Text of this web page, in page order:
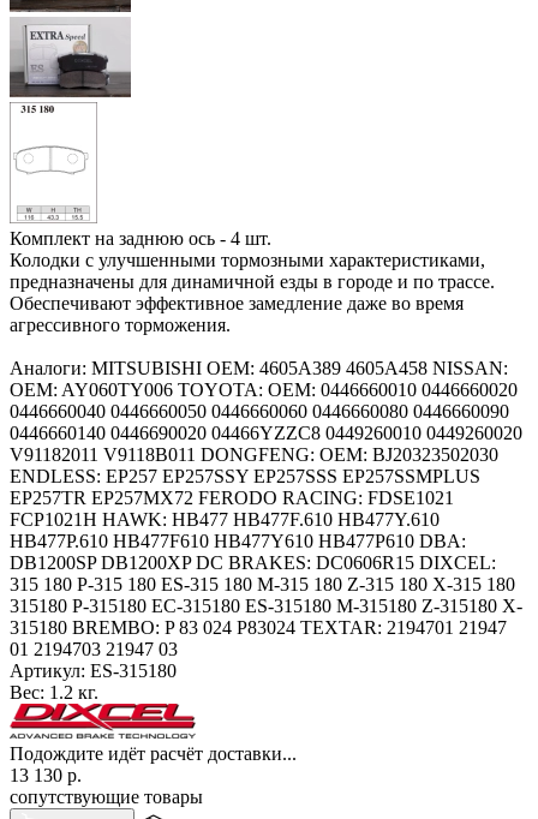
Комплект на заднюю ось - 4 шт.
Колодки с улучшенными тормозными характеристиками,
предназначены для динамичной езды в городе и по трассе.
Обеспечивают эффективное замедление даже во время
агрессивного торможения.
Аналоги: MITSUBISHI OEM: 4605A389 4605A458 NISSAN:
OEM: AY060TY006 TOYOTA: OEM: 0446660010 0446660020
0446660040 0446660050 0446660060 0446660080 0446660090
0446660140 0446690020 04466YZZC8 0449260010 0449260020
V91182011 V9118B011 DONGFENG: OEM: BJ20323502030
ENDLESS: EP257 EP257SSY EP257SSS EP257SSMPLUS
EP257TR EP257MX72 FERODO RACING: FDSE1021
FCP1021H HAWK: HB477 HB477F.610 HB477Y.610
HB477P.610 HB477F610 HB477Y610 HB477P610 DBA:
DB1200SP DB1200XP DC BRAKES: DC0606R15 DIXCEL:
315 180 P-315 180 ES-315 180 M-315 180 Z-315 180 X-315 180
315180 P-315180 EC-315180 ES-315180 M-315180 Z-315180 X-
315180 BREMBO: P 83 024 P83024 TEXTAR: 2194701 21947
01 2194703 21947 03
Артикул: ES-315180
Вес: 1.2 кг.
Подождите идёт расчёт доставки...
13 130 р.
сопутствующие товары